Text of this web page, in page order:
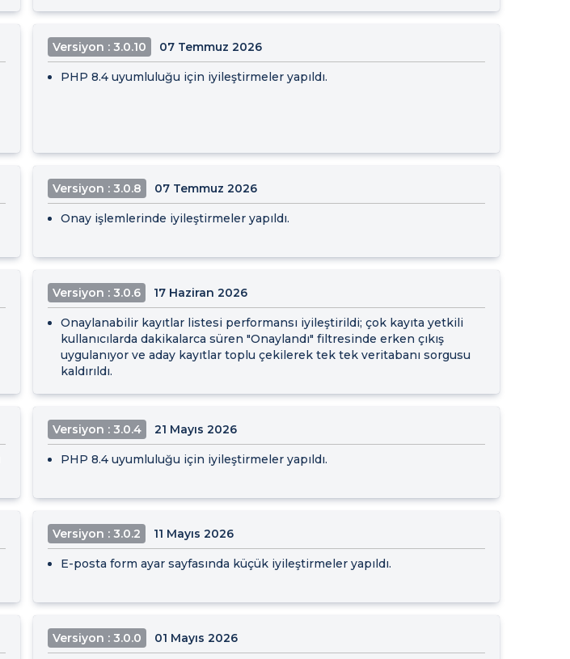
Versiyon : 3.0.10 07 Temmuz 2026
PHP 8.4 uyumluluğu için iyileştirmeler yapıldı.
Versiyon : 3.0.8 07 Temmuz 2026
Onay işlemlerinde iyileştirmeler yapıldı.
Versiyon : 3.0.6 17 Haziran 2026
Onaylanabilir kayıtlar listesi performansı iyileştirildi; çok kayıta yetkili
kullanıcılarda dakikalarca süren "Onaylandı" filtresinde erken çıkış
uygulanıyor ve aday kayıtlar toplu çekilerek tek tek veritabanı sorgusu
kaldırıldı.
Versiyon : 3.0.4 21 Mayıs 2026
PHP 8.4 uyumluluğu için iyileştirmeler yapıldı.
Versiyon : 3.0.2 11 Mayıs 2026
E-posta form ayar sayfasında küçük iyileştirmeler yapıldı.
Versiyon : 3.0.0 01 Mayıs 2026